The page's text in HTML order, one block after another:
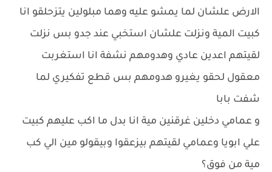
الارض علشان لما يمشو عليه وهما مبلولين يتزحلقو انا
كبيت المية ونزلت علشان استخبي عند جدو بس نزلت
لقيتهم اعدين عادي وهدومهم نشفة انا استغربت
معقول لحقو يغيرو هدومهم بس قطع تفكيري لما
شفت بابا
و عمامي دخلين غرقنين مية انا بدل ما اكب عليهم كبيت
علي ابويا وعمامي لقيتهم بيزعقوا وبيقولو مين الي كب
مية من فوق؟